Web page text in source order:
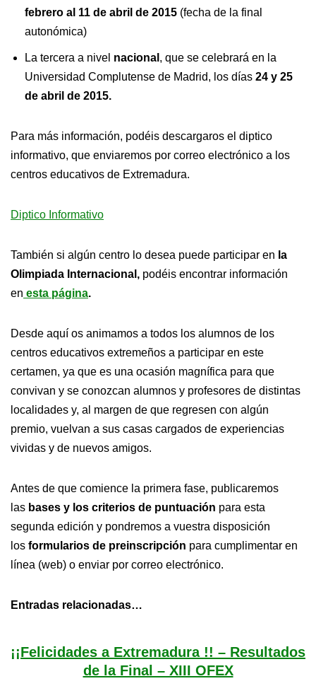
febrero al 11 de abril de 2015 (fecha de la final
autonómica)
La tercera a nivel nacional , que se celebrará en la
Universidad Complutense de Madrid, los días 24 y 25
de abril de 2015.
Para más información, podéis descargaros el diptico
informativo, que enviaremos por correo electrónico a los
centros educativos de Extremadura.
Diptico Informativo
También si algún centro lo desea puede participar en la
Olimpiada Internacional, podéis encontrar información
en esta página.
Desde aquí os animamos a todos los alumnos de los
centros educativos extremeños a participar en este
certamen, ya que es una ocasión magnífica para que
convivan y se conozcan alumnos y profesores de distintas
localidades y, al margen de que regresen con algún
premio, vuelvan a sus casas cargados de experiencias
vividas y de nuevos amigos.
Antes de que comience la primera fase, publicaremos
las bases y los criterios de puntuación para esta
segunda edición y pondremos a vuestra disposición
los formularios de preinscripción para cumplimentar en
línea (web) o enviar por correo electrónico.
Entradas relacionadas…
¡¡Felicidades a Extremadura !! – Resultados
de la Final – XIII OFEX